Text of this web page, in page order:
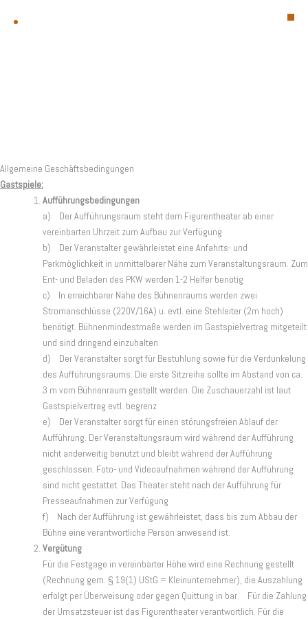
Inhalt
Allgemeine Geschäftsbedingungen
Gastspiele:
Aufführungsbedingungen
a) Der Aufführungsraum steht dem Figurentheater ab einer
vereinbarten Uhrzeit zum Aufbau zur Verfügung
b) Der Veranstalter gewährleistet eine Anfahrts- und
Parkmöglichkeit in unmittelbarer Nähe zum Veranstaltungsraum. Zum
Ent- und Beladen des PKW werden 1-2 Helfer benötig
c) In erreichbarer Nähe des Bühnenraums werden zwei
Stromanschlüsse (220V/16A) u. evtl. eine Stehleiter (2m hoch)
benötigt. Bühnenmindestmaße werden im Gastspielvertrag mitgeteilt
und sind dringend einzuhalten
d) Der Veranstalter sorgt für Bestuhlung sowie für die Verdunkelung
des Aufführungsraums. Die erste Sitzreihe sollte im Abstand von ca.
3 m vom Bühnenraum gestellt werden. Die Zuschauerzahl ist laut
Gastspielvertrag evtl. begrenz
e) Der Veranstalter sorgt für einen störungsfreien Ablauf der
Aufführung. Der Veranstaltungsraum wird während der Aufführung
nicht anderweitig benutzt und bleibt während der Aufführung
geschlossen. Foto- und Videoaufnahmen während der Aufführung
sind nicht gestattet. Das Theater steht nach der Aufführung für
Presseaufnahmen zur Verfügung
f) Nach der Aufführung ist gewährleistet, dass bis zum Abbau der
Bühne eine verantwortliche Person anwesend ist.
Vergütung
Für die Festgage in vereinbarter Höhe wird eine Rechnung gestellt
(Rechnung gem. § 19(1) UStG = Kleinunternehmer), die Auszahlung
erfolgt per Überweisung oder gegen Quittung in bar. Für die Zahlung
der Umsatzsteuer ist das Figurentheater verantwortlich. Für die